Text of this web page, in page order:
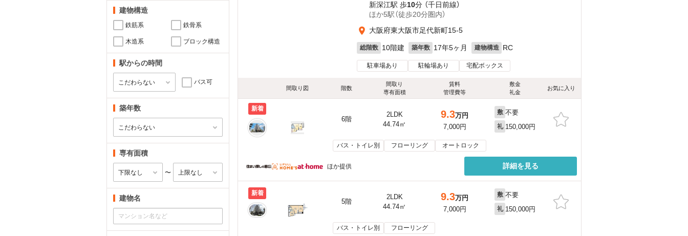
建物構造
鉄筋系 鉄骨系
木造系 ブロック構造
駅からの時間
バス可
築年数
専有面積
〜
建物名
新深江駅 歩10分 （千日前線）
ほか5駅（徒歩20分圏内）
大阪府東大阪市足代新町15-5
総階数 10階建 築年数 17年5ヶ月 建物構造 RC
駐車場あり 駐輪場あり 宅配ボックス
間取り図 階数
間取り
専有面積
賃料
管理費等
敷金
礼金
お気に入り
新着
6階
2LDK
44.74㎡
9.3万円
7,000円
敷 不要
礼 150,000円
バス・トイレ別 フローリング オートロック
ほか提供 詳細を見る
新着
5階
2LDK
44.74㎡
9.3万円
7,000円
敷 不要
礼 150,000円
バス・トイレ別 フローリング